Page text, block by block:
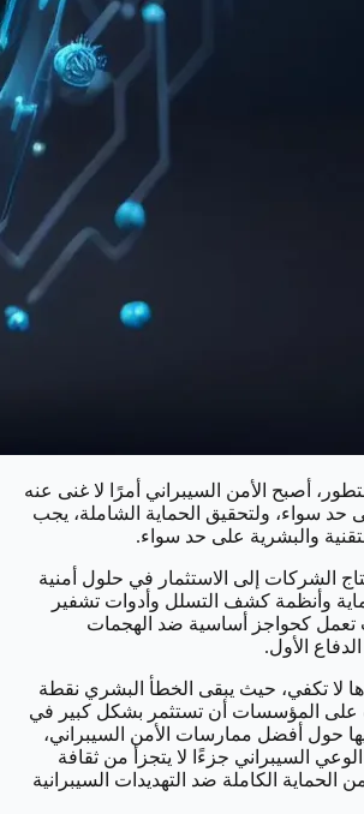
أصبح الأمن السيبراني أمرًا لا غنى عنه
حد سواء، ولتحقيق الحماية الشاملة، يجب
والبشرية على حد سواء.
الشركات إلى الاستثمار في حلول أمنية
وأنظمة كشف التسلل وأدوات تشفير
تعمل كحواجز أساسية ضد الهجمات
الأول.
لا تكفي، حيث يبقى الخطأ البشري نقطة
على المؤسسات أن تستثمر بشكل كبير في
حول أفضل ممارسات الأمن السيبراني،
السيبراني جزءًا لا يتجزأ من ثقافة
الحماية الكاملة ضد التهديدات السيبرانية